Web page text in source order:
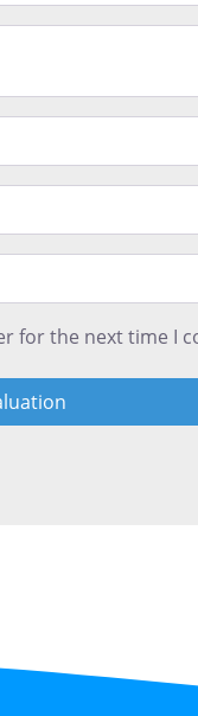
for the next time I